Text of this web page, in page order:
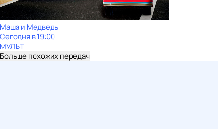
Маша и Медведь
Сегодня в 19:00
МУЛЬТ
Больше похожих передач